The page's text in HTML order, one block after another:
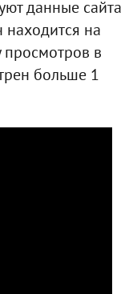
данные сайта
находится на
просмотров в
больше 1